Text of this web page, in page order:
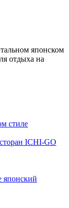
японском
отдыха на
ICHI-GO